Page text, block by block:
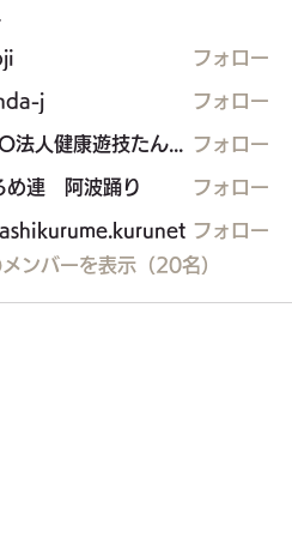
フォロー
j フォロー
NPO法人健康遊技たんぽぽ フォロー
め連 阿波踊り フォロー
フォロー
ンバーを表示（20名）